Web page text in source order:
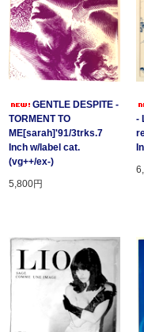
GENTLE DESPITE -
TORMENT TO
ME[sarah]'91/3trks.7
Inch w/label cat.
(vg++/ex-)
5,800円
-